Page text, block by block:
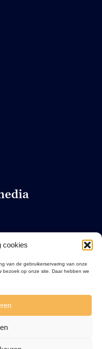
cookies
van de gebruikerservaring van onze
bezoek op onze site. Daar hebben we